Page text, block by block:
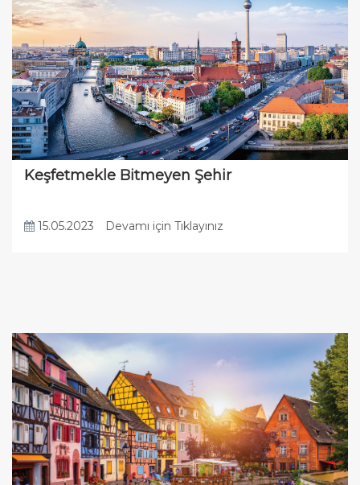
Keşfetmekle Bitmeyen Şehir
15.05.2023 Devamı için Tıklayınız